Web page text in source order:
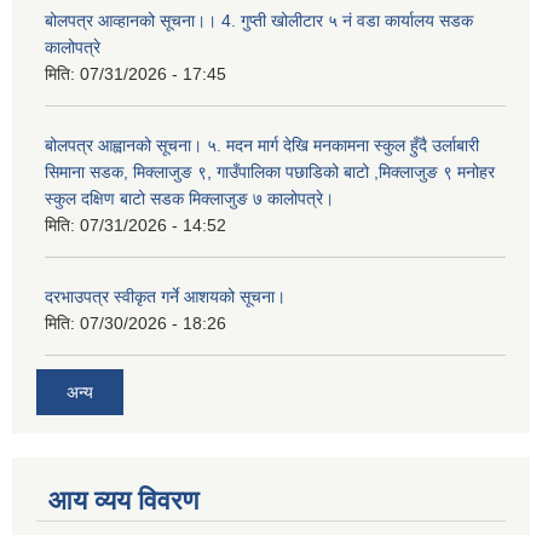
बोलपत्र आव्हानको सूचना।। 4. गुप्ती खोलीटार ५ नं वडा कार्यालय सडक
कालोपत्रे
मिति: 07/31/2026 - 17:45
बोलपत्र आह्वानको सूचना। ५. मदन मार्ग देखि मनकामना स्कुल हुँदै उर्लाबारी
सिमाना सडक, मिक्लाजुङ ९, गाउँपालिका पछाडिको बाटो ,मिक्लाजुङ ९ मनोहर
स्कुल दक्षिण बाटो सडक मिक्लाजुङ ७ कालोपत्रे।
मिति: 07/31/2026 - 14:52
दरभाउपत्र स्वीकृत गर्ने आशयको सूचना।
मिति: 07/30/2026 - 18:26
अन्य
आय व्यय विवरण